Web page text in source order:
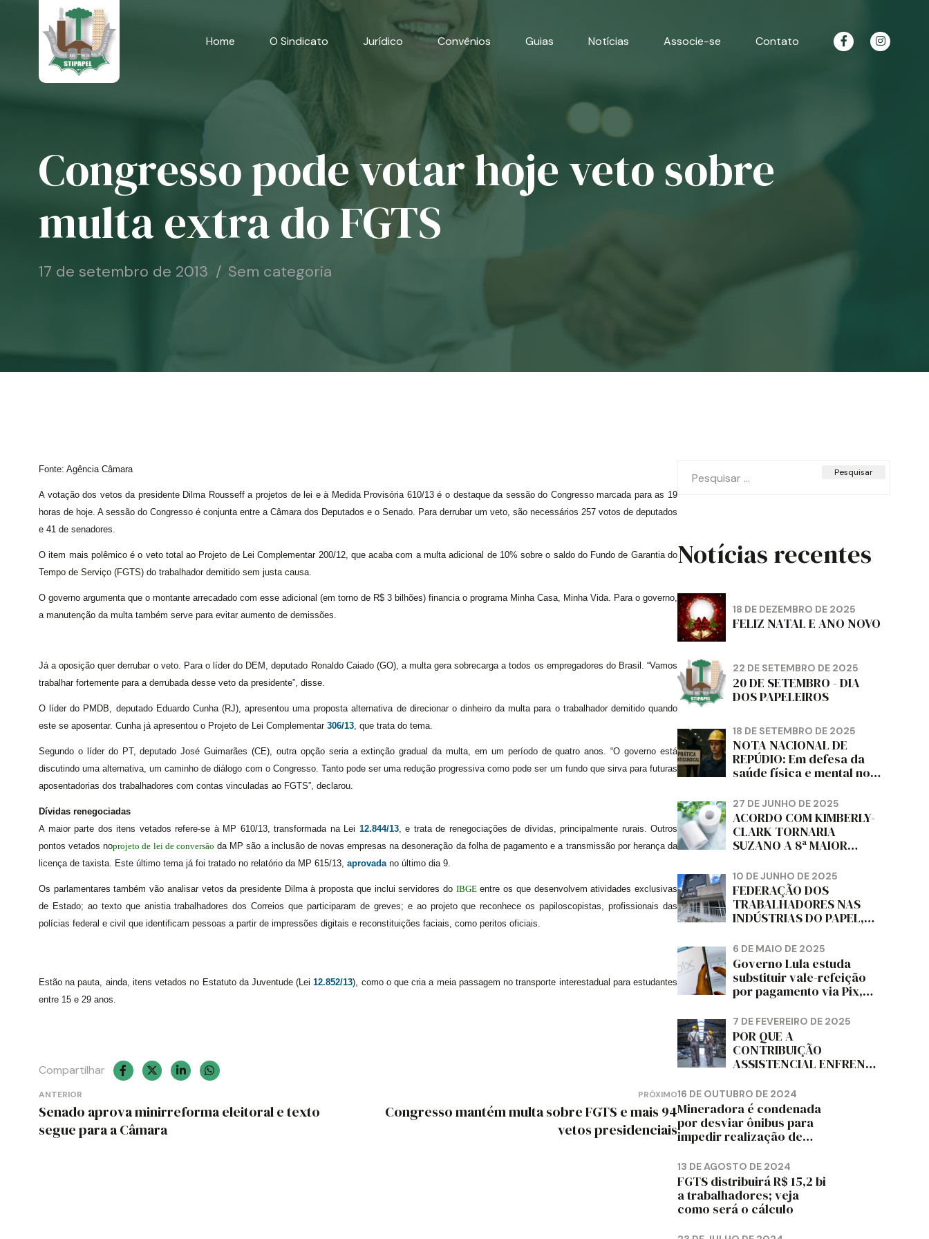
Home O Sindicato Jurídico Convênios Guias Notícias Associe-se Contato
Congresso pode votar hoje veto sobre
multa extra do FGTS
17 de setembro de 2013 Sem categoria
Fonte: Agência Câmara
A votação dos vetos da presidente Dilma Rousseff a projetos de lei e à Medida Provisória 610/13 é o destaque da sessão do Congresso marcada para as 19
horas de hoje. A sessão do Congresso é conjunta entre a Câmara dos Deputados e o Senado. Para derrubar um veto, são necessários 257 votos de deputados
e 41 de senadores.
O item mais polêmico é o veto total ao Projeto de Lei Complementar 200/12, que acaba com a multa adicional de 10% sobre o saldo do Fundo de Garantia do
Tempo de Serviço (FGTS) do trabalhador demitido sem justa causa.
O governo argumenta que o montante arrecadado com esse adicional (em torno de R$ 3 bilhões) financia o programa Minha Casa, Minha Vida. Para o governo,
a manutenção da multa também serve para evitar aumento de demissões.
Já a oposição quer derrubar o veto. Para o líder do DEM, deputado Ronaldo Caiado (GO), a multa gera sobrecarga a todos os empregadores do Brasil. “Vamos
trabalhar fortemente para a derrubada desse veto da presidente”, disse.
O líder do PMDB, deputado Eduardo Cunha (RJ), apresentou uma proposta alternativa de direcionar o dinheiro da multa para o trabalhador demitido quando
este se aposentar. Cunha já apresentou o Projeto de Lei Complementar 306/13, que trata do tema.
Segundo o líder do PT, deputado José Guimarães (CE), outra opção seria a extinção gradual da multa, em um período de quatro anos. “O governo está
discutindo uma alternativa, um caminho de diálogo com o Congresso. Tanto pode ser uma redução progressiva como pode ser um fundo que sirva para futuras
aposentadorias dos trabalhadores com contas vinculadas ao FGTS”, declarou.
Dívidas renegociadas
A maior parte dos itens vetados refere-se à MP 610/13, transformada na Lei 12.844/13, e trata de renegociações de dívidas, principalmente rurais. Outros
pontos vetados noprojeto de lei de conversão da MP são a inclusão de novas empresas na desoneração da folha de pagamento e a transmissão por herança da
licença de taxista. Este último tema já foi tratado no relatório da MP 615/13, aprovada no último dia 9.
Os parlamentares também vão analisar vetos da presidente Dilma à proposta que inclui servidores do IBGE entre os que desenvolvem atividades exclusivas
de Estado; ao texto que anistia trabalhadores dos Correios que participaram de greves; e ao projeto que reconhece os papiloscopistas, profissionais das
polícias federal e civil que identificam pessoas a partir de impressões digitais e reconstituições faciais, como peritos oficiais.
Estão na pauta, ainda, itens vetados no Estatuto da Juventude (Lei 12.852/13), como o que cria a meia passagem no transporte interestadual para estudantes
entre 15 e 29 anos.
Compartilhar
Navegação
de
ANTERIOR
Senado aprova minirreforma eleitoral e texto
segue para a Câmara
PRÓXIMO
Congresso mantém multa sobre FGTS e mais 94
vetos presidenciais
por:
Notícias recentes
18 DE DEZEMBRO DE 2025
FELIZ NATAL E ANO NOVO
22 DE SETEMBRO DE 2025
20 DE SETEMBRO - DIA
DOS PAPELEIROS
18 DE SETEMBRO DE 2025
NOTA NACIONAL DE
REPÚDIO: Em defesa da
saúde física e mental no
da dignidade sindical.
27 DE JUNHO DE 2025
ACORDO COM KIMBERLY-
CLARK TORNARIA
SUZANO A 8ª MAIOR
HIGIÊNICO DO MUNDO,
DIZ FITCH
10 DE JUNHO DE 2025
FEDERAÇÃO DOS
TRABALHADORES NAS
INDÚSTRIAS DO PAPEL,
CORTIÇA E ARTEFATOS
DE PAPEL DO ESTADO DO
PARANÁ – FETRAPEL-PR
6 DE MAIO DE 2025
Governo Lula estuda
substituir vale-refeição
por pagamento via Pix,
7 DE FEVEREIRO DE 2025
POR QUE A
CONTRIBUIÇÃO
ASSISTENCIAL ENFRENTA
TRABALHADORES?
16 DE OUTUBRO DE 2024
Mineradora é condenada
por desviar ônibus para
impedir realização de
13 DE AGOSTO DE 2024
FGTS distribuirá R$ 15,2 bi
a trabalhadores; veja
como será o cálculo